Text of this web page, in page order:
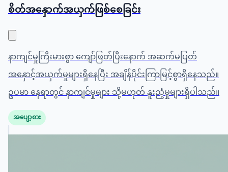
စိတ်အနှောက်အယှက်ဖြစ်စေခြင်း
နာကျင်မှုကြီးမားစွာ ကျော်ဖြတ်ပြီးနောက် အဆက်မပြတ်
အနှောင့်အယှက်မှုများရှိနေပြီး အချိန်ပိုင်းကြာမြင့်စွာရှိနေသည်။
ဥပမာ နေရာတွင် နာကျင်မှုများ သို့မဟုတ် နူးညံ့မှုများရှိပါသည်။
အပျော့စား